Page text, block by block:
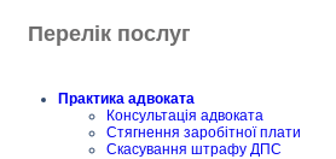
Перелік послуг
Практика адвоката
Консультація адвоката
Стягнення заробітної плати
Скасування штрафу ДПС